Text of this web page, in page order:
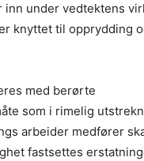
under vedtektens
knyttet til opprydding
med berørte
som i rimelig
arbeider medfører
fastsettes